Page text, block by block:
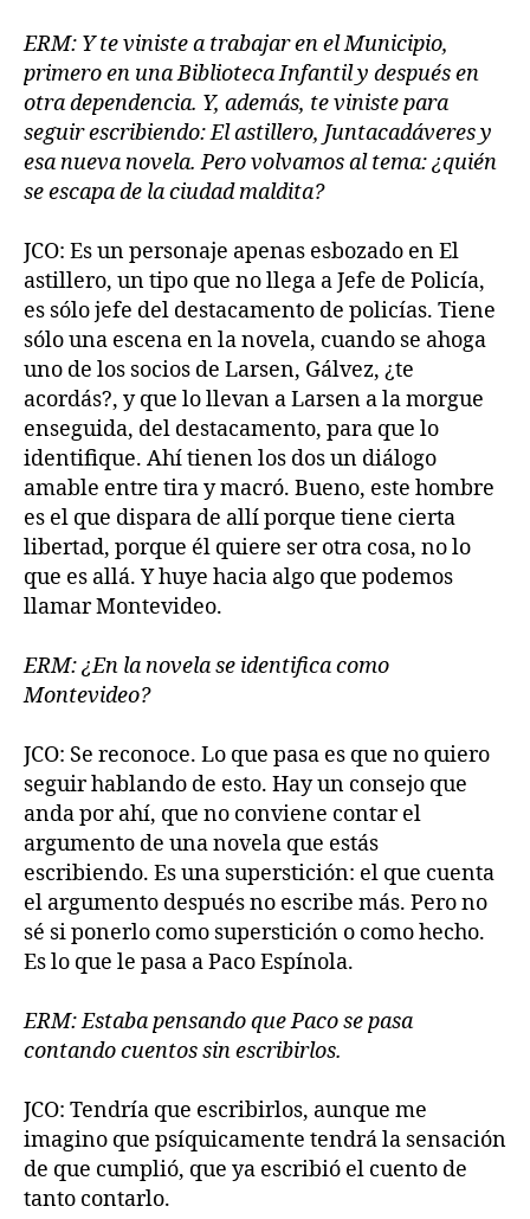
ERM: Y te viniste a trabajar en el Municipio,
primero en una Biblioteca Infantil y después en
otra dependencia. Y, además, te viniste para
seguir escribiendo: El astillero, Juntacadáveres y
esa nueva novela. Pero volvamos al tema: ¿quién
se escapa de la ciudad maldita?
JCO: Es un personaje apenas esbozado en El
astillero, un tipo que no llega a Jefe de Policía,
es sólo jefe del destacamento de policías. Tiene
sólo una escena en la novela, cuando se ahoga
uno de los socios de Larsen, Gálvez, ¿te
acordás?, y que lo llevan a Larsen a la morgue
enseguida, del destacamento, para que lo
identifique. Ahí tienen los dos un diálogo
amable entre tira y macró. Bueno, este hombre
es el que dispara de allí porque tiene cierta
libertad, porque él quiere ser otra cosa, no lo
que es allá. Y huye hacia algo que podemos
llamar Montevideo.
ERM: ¿En la novela se identifica como
Montevideo?
JCO: Se reconoce. Lo que pasa es que no quiero
seguir hablando de esto. Hay un consejo que
anda por ahí, que no conviene contar el
argumento de una novela que estás
escribiendo. Es una superstición: el que cuenta
el argumento después no escribe más. Pero no
sé si ponerlo como superstición o como hecho.
Es lo que le pasa a Paco Espínola.
ERM: Estaba pensando que Paco se pasa
contando cuentos sin escribirlos.
JCO: Tendría que escribirlos, aunque me
imagino que psíquicamente tendrá la sensación
de que cumplió, que ya escribió el cuento de
tanto contarlo.